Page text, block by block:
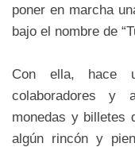
poner en marcha
bajo el nombre de
Con ella, hace
colaboradores y
monedas y billetes
algún rincón y